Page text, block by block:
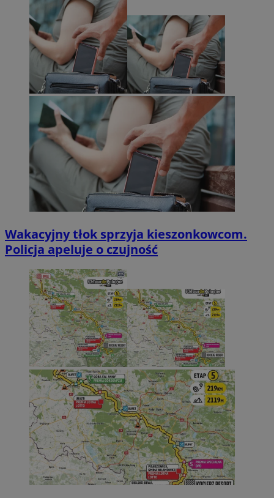
Wakacyjny tłok sprzyja kieszonkowcom.
Policja apeluje o czujność